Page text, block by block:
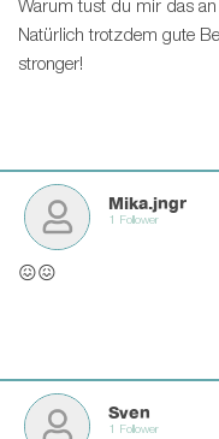
Warum tust du mir das
Natürlich trotzdem gute
stronger!
Mika.jngr
1 Follower
😖😖
Sven
1 Follower